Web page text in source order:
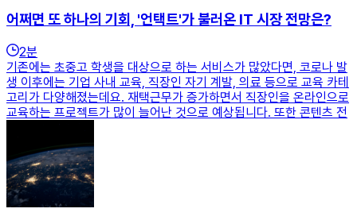
어쩌면 또 하나의 기회, '언택트'가 불러온 IT 시장 전망은?
2분
기존에는 초중고 학생을 대상으로 하는 서비스가 많았다면, 코로나 발
생 이후에는 기업 사내 교육, 직장인 자기 계발, 의료 등으로 교육 카테
고리가 다양해졌는데요. 재택근무가 증가하면서 직장인을 온라인으로
교육하는 프로젝트가 많이 늘어난 것으로 예상됩니다. 또한 콘텐츠 전